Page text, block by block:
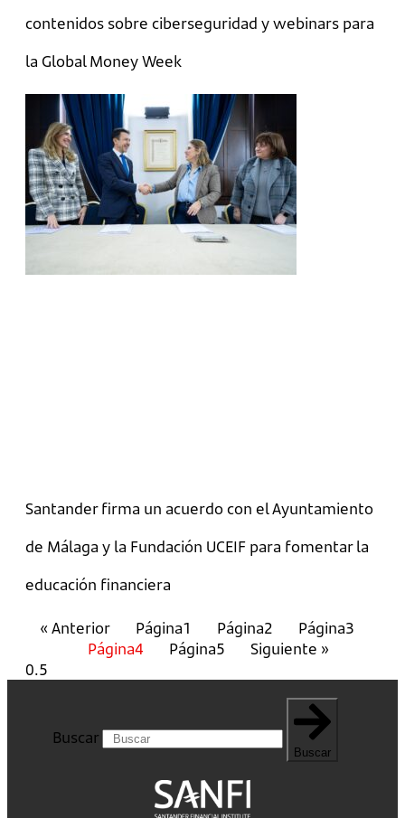
contenidos sobre ciberseguridad y webinars para
la Global Money Week
Santander firma un acuerdo con el Ayuntamiento
de Málaga y la Fundación UCEIF para fomentar la
educación financiera
« Anterior Página1 Página2 Página3
Página4 Página5 Siguiente »
Buscar
Buscar